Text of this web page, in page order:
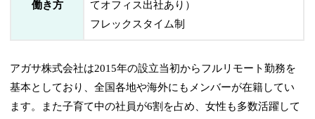
働き方
てオフィス出社あり）
フレックスタイム制
アガサ株式会社は2015年の設立当初からフルリモート勤務を
基本としており、全国各地や海外にもメンバーが在籍してい
ます。また子育て中の社員が6割を占め、女性も多数活躍して